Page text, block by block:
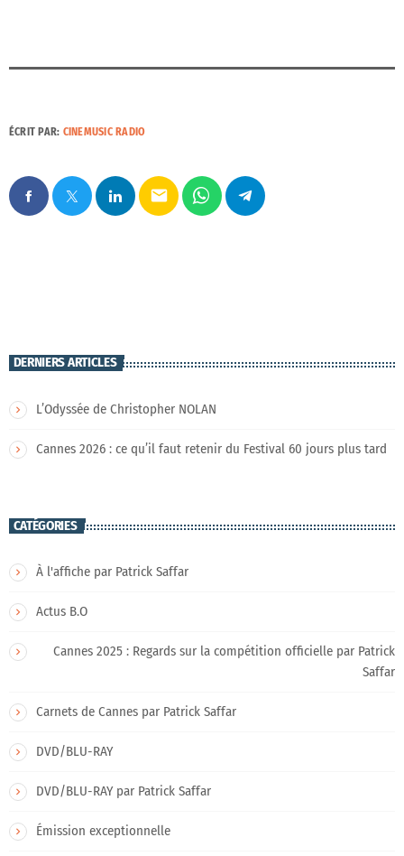
ÉCRIT PAR: CINEMUSIC RADIO
email
DERNIERS ARTICLES
L’Odyssée de Christopher NOLAN
Cannes 2026 : ce qu’il faut retenir du Festival 60 jours plus tard
CATÉGORIES
À l'affiche par Patrick Saffar
Actus B.O
Cannes 2025 : Regards sur la compétition officielle par Patrick
Saffar
Carnets de Cannes par Patrick Saffar
DVD/BLU-RAY
DVD/BLU-RAY par Patrick Saffar
Émission exceptionnelle